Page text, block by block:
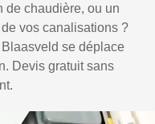
de chaudière, ou un
vos canalisations ?
se déplace
Devis gratuit sans